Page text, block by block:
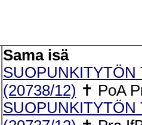
Sama isä
(20738/12) ✝ PoA
SUOPUNKITYTÖN